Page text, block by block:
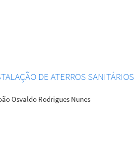
DE ATERROS SANITÁRIOS
Osvaldo Rodrigues Nunes